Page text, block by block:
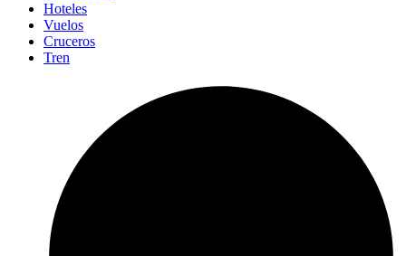
Hoteles
Vuelos
Cruceros
Tren